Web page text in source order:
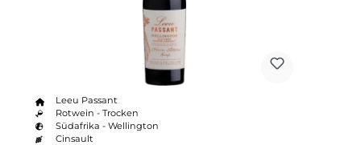
Leeu Passant
Rotwein - Trocken
Südafrika - Wellington
Cinsault